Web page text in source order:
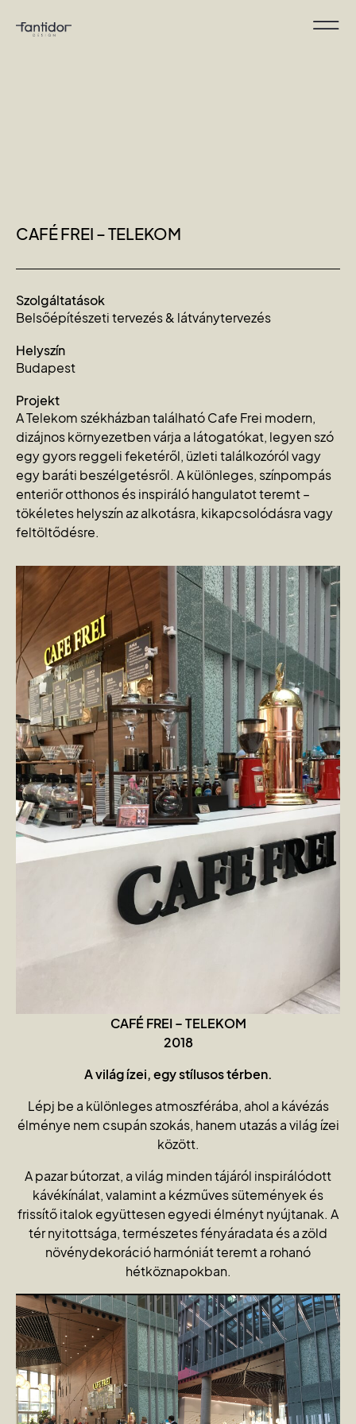
CAFÉ FREI – TELEKOM
Szolgáltatások
Belsőépítészeti tervezés & látványtervezés
Helyszín
Budapest
Projekt
A Telekom székházban található Cafe Frei modern,
dizájnos környezetben várja a látogatókat, legyen szó
egy gyors reggeli feketéről, üzleti találkozóról vagy
egy baráti beszélgetésről. A különleges, színpompás
enteriőr otthonos és inspiráló hangulatot teremt –
tökéletes helyszín az alkotásra, kikapcsolódásra vagy
feltöltődésre.
CAFÉ FREI – TELEKOM
2018
A világ ízei, egy stílusos térben.
Lépj be a különleges atmoszférába, ahol a kávézás
élménye nem csupán szokás, hanem utazás a világ ízei
között.
A pazar bútorzat, a világ minden tájáról inspirálódott
kávékínálat, valamint a kézműves sütemények és
frissítő italok együttesen egyedi élményt nyújtanak. A
tér nyitottsága, természetes fényáradata és a zöld
növénydekoráció harmóniát teremt a rohanó
hétköznapokban.